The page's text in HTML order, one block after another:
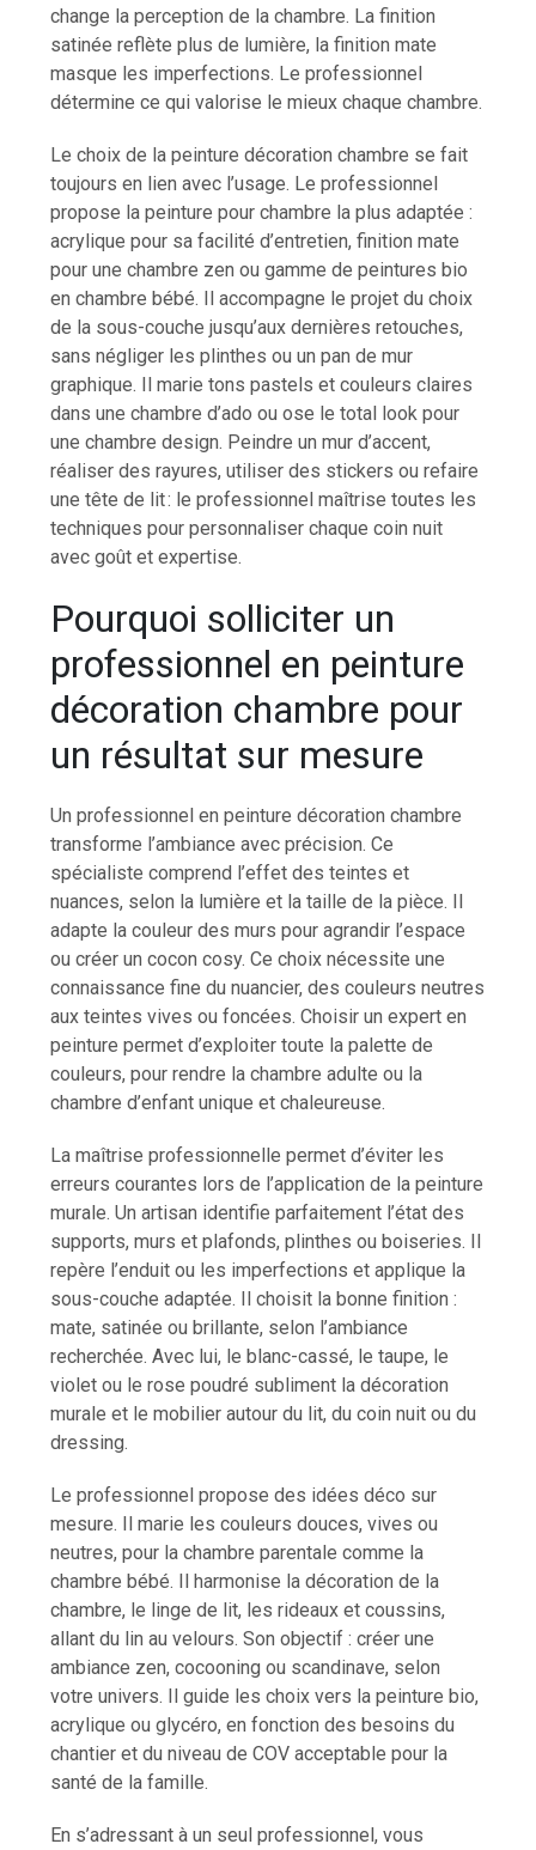
change la perception de la chambre. La finition
satinée reflète plus de lumière, la finition mate
masque les imperfections. Le professionnel
détermine ce qui valorise le mieux chaque chambre.
Le choix de la peinture décoration chambre se fait
toujours en lien avec l’usage. Le professionnel
propose la peinture pour chambre la plus adaptée :
acrylique pour sa facilité d’entretien, finition mate
pour une chambre zen ou gamme de peintures bio
en chambre bébé. Il accompagne le projet du choix
de la sous-couche jusqu’aux dernières retouches,
sans négliger les plinthes ou un pan de mur
graphique. Il marie tons pastels et couleurs claires
dans une chambre d’ado ou ose le total look pour
une chambre design. Peindre un mur d’accent,
réaliser des rayures, utiliser des stickers ou refaire
une tête de lit : le professionnel maîtrise toutes les
techniques pour personnaliser chaque coin nuit
avec goût et expertise.
Pourquoi solliciter un
professionnel en peinture
décoration chambre pour
un résultat sur mesure
Un professionnel en peinture décoration chambre
transforme l’ambiance avec précision. Ce
spécialiste comprend l’effet des teintes et
nuances, selon la lumière et la taille de la pièce. Il
adapte la couleur des murs pour agrandir l’espace
ou créer un cocon cosy. Ce choix nécessite une
connaissance fine du nuancier, des couleurs neutres
aux teintes vives ou foncées. Choisir un expert en
peinture permet d’exploiter toute la palette de
couleurs, pour rendre la chambre adulte ou la
chambre d’enfant unique et chaleureuse.
La maîtrise professionnelle permet d’éviter les
erreurs courantes lors de l’application de la peinture
murale. Un artisan identifie parfaitement l’état des
supports, murs et plafonds, plinthes ou boiseries. Il
repère l’enduit ou les imperfections et applique la
sous-couche adaptée. Il choisit la bonne finition :
mate, satinée ou brillante, selon l’ambiance
recherchée. Avec lui, le blanc-cassé, le taupe, le
violet ou le rose poudré subliment la décoration
murale et le mobilier autour du lit, du coin nuit ou du
dressing.
Le professionnel propose des idées déco sur
mesure. Il marie les couleurs douces, vives ou
neutres, pour la chambre parentale comme la
chambre bébé. Il harmonise la décoration de la
chambre, le linge de lit, les rideaux et coussins,
allant du lin au velours. Son objectif : créer une
ambiance zen, cocooning ou scandinave, selon
votre univers. Il guide les choix vers la peinture bio,
acrylique ou glycéro, en fonction des besoins du
chantier et du niveau de COV acceptable pour la
santé de la famille.
En s’adressant à un seul professionnel, vous